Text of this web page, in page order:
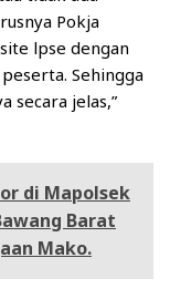
Pokja
lpse dengan
Sehingga
secara jelas,”
di Mapolsek
Barat
Mako.